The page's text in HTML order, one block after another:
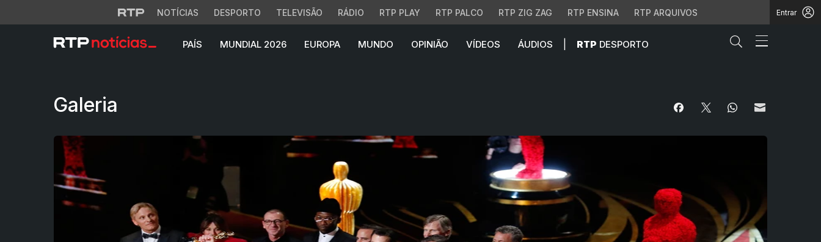
NOTÍCIAS DESPORTO TELEVISÃO RÁDIO RTP PLAY RTP PALCO RTP ZIG ZAG RTP ENSINA RTP ARQUIVOS Entrar
PAÍS MUNDIAL 2026 EUROPA MUNDO OPINIÃO VÍDEOS ÁUDIOS RTP DESPORTO Abrir campo
Noite dos Óscares
Galeria